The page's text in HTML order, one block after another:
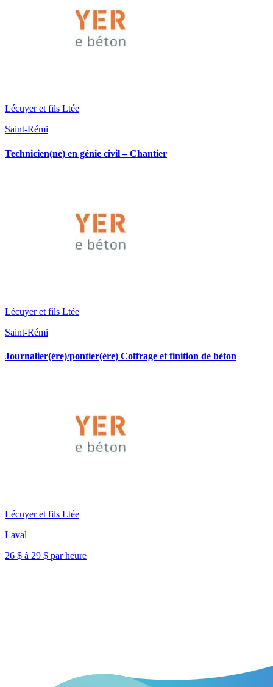
Lécuyer et fils Ltée
Saint-Rémi
Technicien(ne) en génie civil – Chantier
Lécuyer et fils Ltée
Saint-Rémi
Journalier(ère)/pontier(ère) Coffrage et finition de béton
Lécuyer et fils Ltée
Laval
26 $ à 29 $ par heure